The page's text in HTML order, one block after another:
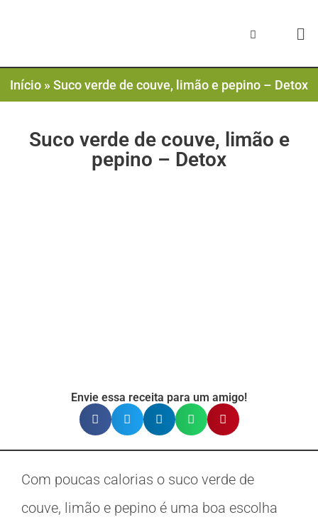
Início » Suco verde de couve, limão e pepino – Detox
Suco verde de couve, limão e
pepino – Detox
Envie essa receita para um amigo!
Com poucas calorias o suco verde de
couve, limão e pepino é uma boa escolha